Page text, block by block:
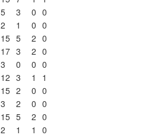
5 3 0 0
2 1 0 0
15 5 2 0
17 3 2 0
3 0 0 0
12 3 1
1
15 2 0 0
3 2 0 0
15 5 2 0
2 1 1
0